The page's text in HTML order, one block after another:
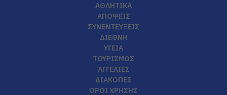
ΑΘΛΗΤΙΚΑ
ΑΠΟΨΕΙΣ
ΣΥΝΕΝΤΕΥΞΕΙΣ
ΔΙΕΘΝΗ
ΥΓΕΙΑ
ΤΟΥΡΙΣΜΟΣ
ΑΓΓΕΛΙΕΣ
ΔΙΑΚΟΠΕΣ
ΟΡΟΙ ΧΡΗΣΗΣ